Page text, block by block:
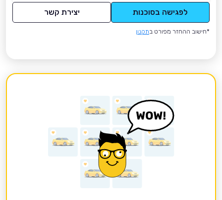
לפגישה בסוכנות יצירת קשר
*חישוב ההחזר מפורט בתקנון